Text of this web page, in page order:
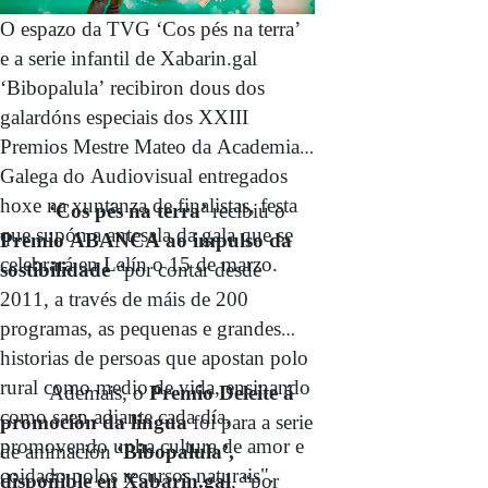
O espazo da TVG ‘Cos pés na terra’
e a serie infantil de Xabarin.gal
‘Bibopalula’ recibiron dous dos
galardóns especiais dos XXIII
Premios Mestre Mateo da Academia
Galega do Audiovisual entregados
hoxe na xuntanza de finalistas, festa
que supón a antesala da gala que se
celebrará en Lalín o 15 de marzo.
‘Cos pés na terra’ recibiu o
Premio ABANCA ao impulso da
sostibilidade“por contar desde
2011, a través de máis de 200
programas, as pequenas e grandes
historias de persoas que apostan polo
rural como medio de vida, ensinando
como saen adiante cada día,
promovendo unha cultura de amor e
coidado polos recursos naturais".
Ademais, oPremio Deleite á
promoción da linguafoi para a serie
de animación‘Bibopalula’,
dispoñible en Xabarin.gal, “por